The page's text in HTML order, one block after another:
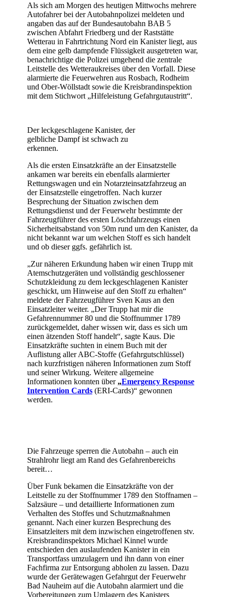
Als sich am Morgen des heutigen Mittwochs mehrere
Autofahrer bei der Autobahnpolizei meldeten und
angaben das auf der Bundesautobahn BAB 5
zwischen Abfahrt Friedberg und der Raststätte
Wetterau in Fahrtrichtung Nord ein Kanister liegt, aus
dem eine gelb dampfende Flüssigkeit ausgetreten war,
benachrichtige die Polizei umgehend die zentrale
Leitstelle des Wetteraukreises über den Vorfall. Diese
alarmierte die Feuerwehren aus Rosbach, Rodheim
und Ober-Wöllstadt sowie die Kreisbrandinspektion
mit dem Stichwort „Hilfeleistung Gefahrgutaustritt“.
Der leckgeschlagene Kanister, der
gelbliche Dampf ist schwach zu
erkennen.
Als die ersten Einsatzkräfte an der Einsatzstelle
ankamen war bereits ein ebenfalls alarmierter
Rettungswagen und ein Notarzteinsatzfahrzeug an
der Einsatzstelle eingetroffen. Nach kurzer
Besprechung der Situation zwischen dem
Rettungsdienst und der Feuerwehr bestimmte der
Fahrzeugführer des ersten Löschfahrzeugs einen
Sicherheitsabstand von 50m rund um den Kanister, da
nicht bekannt war um welchen Stoff es sich handelt
und ob dieser ggfs. gefährlich ist.
„Zur näheren Erkundung haben wir einen Trupp mit
Atemschutzgeräten und vollständig geschlossener
Schutzkleidung zu dem leckgeschlagenen Kanister
geschickt, um Hinweise auf den Stoff zu erhalten“
meldete der Fahrzeugführer Sven Kaus an den
Einsatzleiter weiter. „Der Trupp hat mir die
Gefahrennummer 80 und die Stoffnummer 1789
zurückgemeldet, daher wissen wir, dass es sich um
einen ätzenden Stoff handelt“, sagte Kaus. Die
Einsatzkräfte suchten in einem Buch mit der
Auflistung aller ABC-Stoffe (Gefahrgutschlüssel)
nach kurzfristigen näheren Informationen zum Stoff
und seiner Wirkung. Weitere allgemeine
Informationen konnten über „Emergency Response
Intervention Cards(ERI-Cards)“ gewonnen
werden.
Die Fahrzeuge sperren die Autobahn – auch ein
Strahlrohr liegt am Rand des Gefahrenbereichs
bereit…
Über Funk bekamen die Einsatzkräfte von der
Leitstelle zu der Stoffnummer 1789 den Stoffnamen –
Salzsäure – und detaillierte Informationen zum
Verhalten des Stoffes und Schutzmaßnahmen
genannt. Nach einer kurzen Besprechung des
Einsatzleiters mit dem inzwischen eingetroffenen stv.
Kreisbrandinspektors Michael Kinnel wurde
entschieden den auslaufenden Kanister in ein
Transportfass umzulagern und ihn dann von einer
Fachfirma zur Entsorgung abholen zu lassen. Dazu
wurde der Gerätewagen Gefahrgut der Feuerwehr
Bad Nauheim auf die Autobahn alarmiert und die
Vorbereitungen zum Umlagern des Kanisters